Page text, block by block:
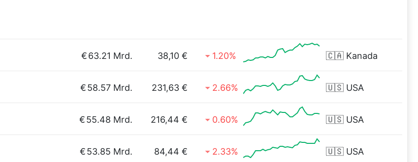
€63.21 Mrd. 38,10 € 1.20% 🇨🇦 Kanada
€58.57 Mrd. 231,63 € 2.66% 🇺🇸 USA
€55.48 Mrd. 216,44 € 0.60% 🇺🇸 USA
€53.85 Mrd. 84,44 € 2.33% 🇺🇸 USA